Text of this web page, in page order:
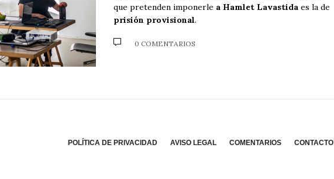
que pretenden imponerle a Hamlet Lavastida es la de
prisión provisional.
0 COMENTARIOS
POLÍTICA DE PRIVACIDAD AVISO LEGAL COMENTARIOS CONTACTO